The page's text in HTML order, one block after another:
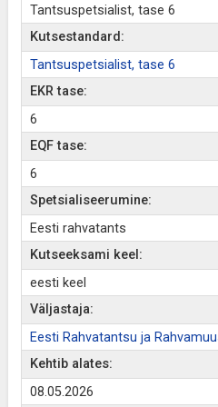
Tantsuspetsialist, tase 6
Kutsestandard:
Tantsuspetsialist, tase 6
EKR tase:
6
EQF tase:
6
Spetsialiseerumine:
Eesti rahvatants
Kutseeksami keel:
eesti keel
Väljastaja:
Eesti Rahvatantsu ja
Kehtib alates:
08.05.2026